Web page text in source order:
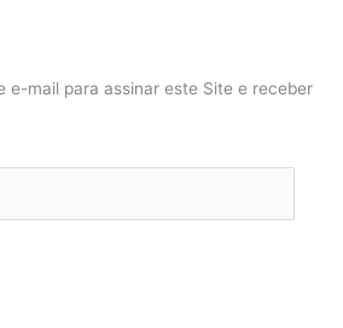
e-mail para assinar este Site e receber